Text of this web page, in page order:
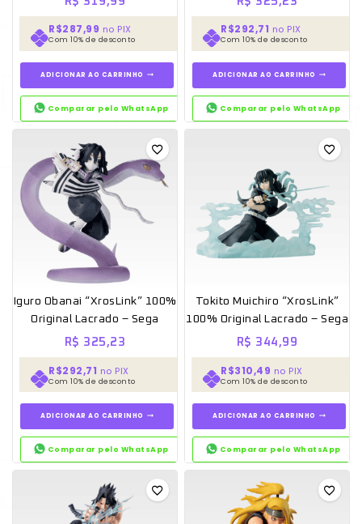
R$287,99 no PIX
Com 10% de desconto
ADICIONAR AO CARRINHO
Comparar pelo WhatsApp
R$292,71 no PIX
Com 10% de desconto
ADICIONAR AO CARRINHO
Comparar pelo WhatsApp
Iguro Obanai “XrosLink” 100%
Original Lacrado – Sega
R$ 325,23
R$292,71 no PIX
Com 10% de desconto
ADICIONAR AO CARRINHO
Comparar pelo WhatsApp
Tokito Muichiro “XrosLink”
100% Original Lacrado – Sega
R$ 344,99
R$310,49 no PIX
Com 10% de desconto
ADICIONAR AO CARRINHO
Comparar pelo WhatsApp